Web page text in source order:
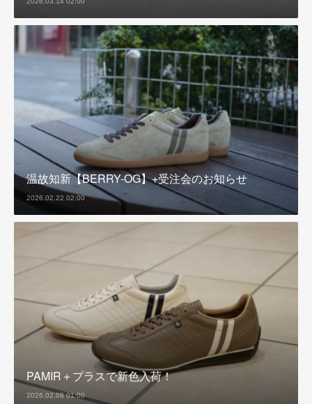
温故知新【BERRY-OG】+受注会のお知らせ
2026.02.22 02:00
PAMIR＋プラスで新色入荷！
2026.02.08 01:00